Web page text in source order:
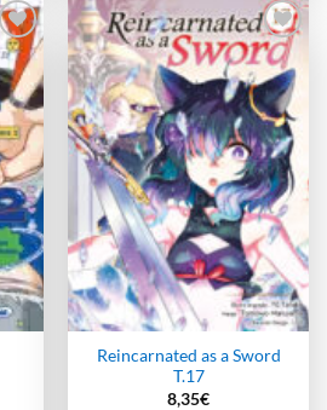
la
Ajouter
à la
wishlist
Reincarnated as a Sword
T.17
8,35€